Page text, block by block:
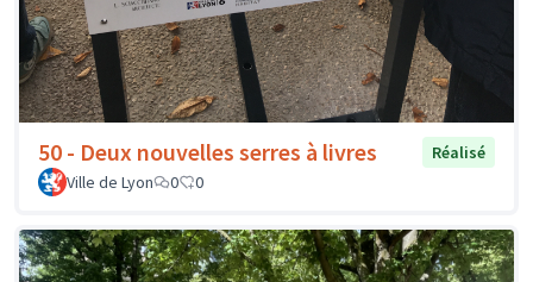
50 - Deux nouvelles serres à livres
Réalisé
Ville de Lyon
0 0